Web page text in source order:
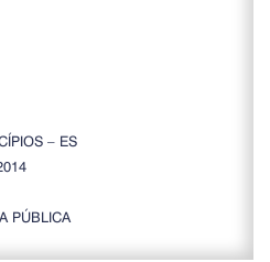
– ES
PÚBLICA